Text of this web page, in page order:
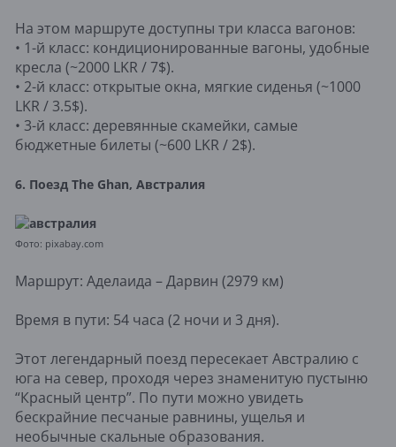
На этом маршруте доступны три класса вагонов:
• 1-й класс: кондиционированные вагоны, удобные
кресла (~2000 LKR / 7$).
• 2-й класс: открытые окна, мягкие сиденья (~1000
LKR / 3.5$).
• 3-й класс: деревянные скамейки, самые
бюджетные билеты (~600 LKR / 2$).
6. Поезд The Ghan, Австралия
Фото: pixabay.com
Маршрут: Аделаида – Дарвин (2979 км)
Время в пути: 54 часа (2 ночи и 3 дня).
Этот легендарный поезд пересекает Австралию с
юга на север, проходя через знаменитую пустыню
“Красный центр”. По пути можно увидеть
бескрайние песчаные равнины, ущелья и
необычные скальные образования.